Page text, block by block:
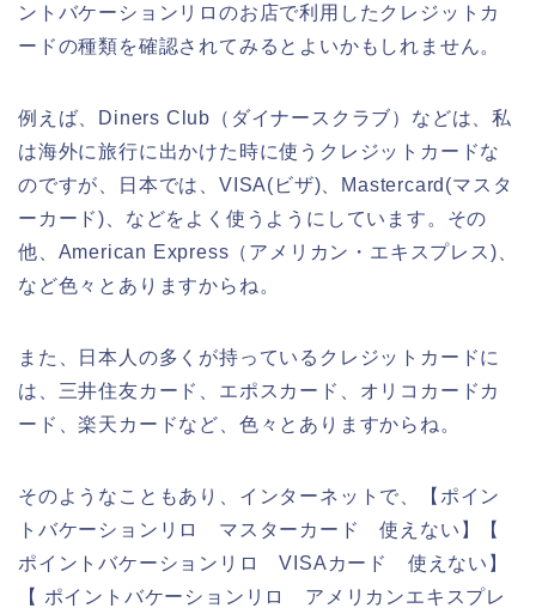
ントバケーションリロのお店で利用したクレジットカ
ードの種類を確認されてみるとよいかもしれません。
例えば、Diners Club（ダイナースクラブ）などは、私
は海外に旅行に出かけた時に使うクレジットカードな
のですが、日本では、VISA(ビザ)、Mastercard(マスタ
ーカード)、などをよく使うようにしています。その
他、American Express（アメリカン・エキスプレス)、
など色々とありますからね。
また、日本人の多くが持っているクレジットカードに
は、三井住友カード、エポスカード、オリコカードカ
ード、楽天カードなど、色々とありますからね。
そのようなこともあり、インターネットで、【ポイン
トバケーションリロ マスターカード 使えない】【
ポイントバケーションリロ VISAカード 使えない】
【 ポイントバケーションリロ アメリカンエキスプレ